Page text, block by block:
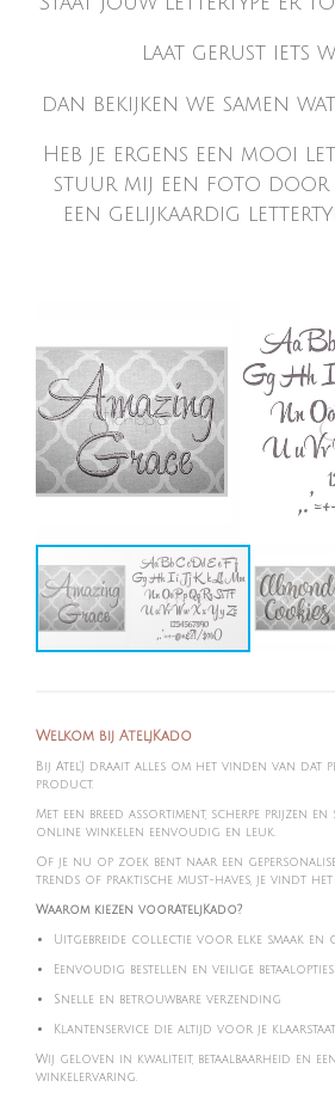
laat gerust iets
dan bekijken we samen
Heb je ergens een mooi
stuur mij een foto door
een gelijkaardig
Welkom bij AteljKado
Bij Atel'J draait alles om het vinden van dat
product.
Met een breed assortiment, scherpe prijzen
online winkelen eenvoudig en leuk.
Of je nu op zoek bent naar een
trends of praktische must-haves, je vindt het
Waarom kiezen voorAteljKado?
Uitgebreide collectie voor elke smaak en
Eenvoudig bestellen en veilige betaalopties
Snelle en betrouwbare verzending
Klantenservice die altijd voor je klaarstaat
Wij geloven in kwaliteit, betaalbaarheid en
winkelervaring.